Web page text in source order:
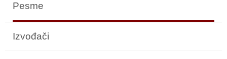
Pesme
Izvođači